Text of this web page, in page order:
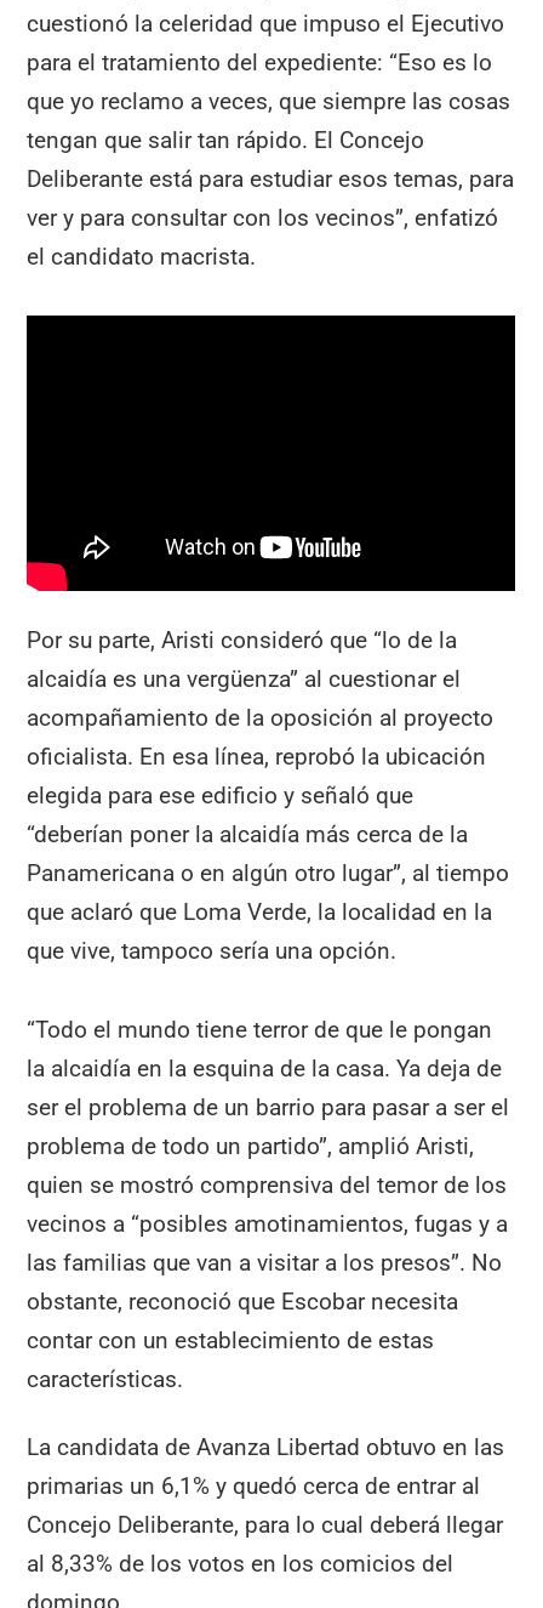
cuestionó la celeridad que impuso el Ejecutivo
para el tratamiento del expediente: “Eso es lo
que yo reclamo a veces, que siempre las cosas
tengan que salir tan rápido. El Concejo
Deliberante está para estudiar esos temas, para
ver y para consultar con los vecinos”, enfatizó
el candidato macrista.
Por su parte, Aristi consideró que “lo de la
alcaidía es una vergüenza” al cuestionar el
acompañamiento de la oposición al proyecto
oficialista. En esa línea, reprobó la ubicación
elegida para ese edificio y señaló que
“deberían poner la alcaidía más cerca de la
Panamericana o en algún otro lugar”, al tiempo
que aclaró que Loma Verde, la localidad en la
que vive, tampoco sería una opción.
“Todo el mundo tiene terror de que le pongan
la alcaidía en la esquina de la casa. Ya deja de
ser el problema de un barrio para pasar a ser el
problema de todo un partido”, amplió Aristi,
quien se mostró comprensiva del temor de los
vecinos a “posibles amotinamientos, fugas y a
las familias que van a visitar a los presos”. No
obstante, reconoció que Escobar necesita
contar con un establecimiento de estas
características.
La candidata de Avanza Libertad obtuvo en las
primarias un 6,1% y quedó cerca de entrar al
Concejo Deliberante, para lo cual deberá llegar
al 8,33% de los votos en los comicios del